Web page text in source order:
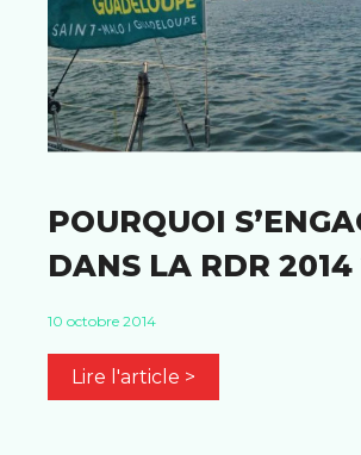
POURQUOI
DANS LA RDR 2014
10 octobre 2014
Lire l'article >